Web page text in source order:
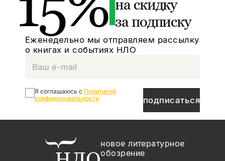
на скидку
за подписку
Еженедельно мы отправляем рассылку
о книгах и событиях НЛО
подписаться
Я соглашаюсь с Политикой
конфиденциальности
новое литературное
обозрение